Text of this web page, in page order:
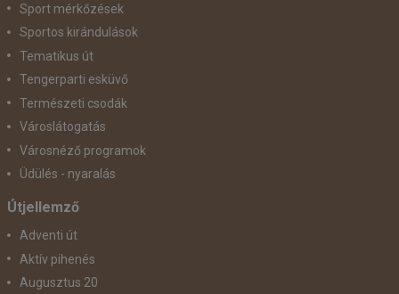
Sport mérkőzések
Sportos kirándulások
Tematikus út
Tengerparti esküvő
Természeti csodák
Városlátogatás
Városnéző programok
Üdülés - nyaralás
Útjellemző
Adventi út
Aktív pihenés
Augusztus 20